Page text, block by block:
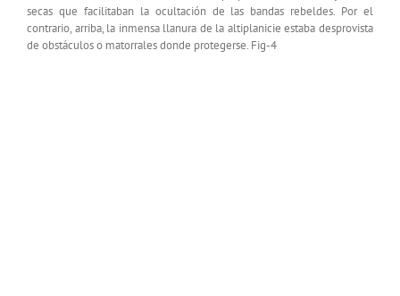
secas que facilitaban la ocultación de las bandas rebeldes. Por el
contrario, arriba, la inmensa llanura de la altiplanicie estaba desprovista
de obstáculos o matorrales donde protegerse. Fig-4